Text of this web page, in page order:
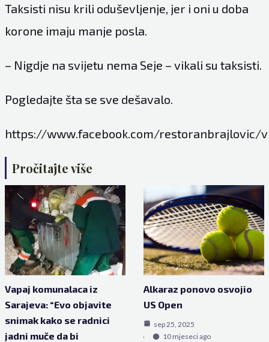
Taksisti nisu krili oduševljenje, jer i oni u doba
korone imaju manje posla.
– Nigdje na svijetu nema Seje – vikali su taksisti.
Pogledajte šta se sve dešavalo.
https://www.facebook.com/restoranbrajlovic/
Pročitajte više
Vapaj komunalaca iz
Sarajeva: “Evo objavite
snimak kako se radnici
jadni muče da bi
Alkaraz ponovo osvojio
US Open
sep 25, 2025
10 mjeseci ago